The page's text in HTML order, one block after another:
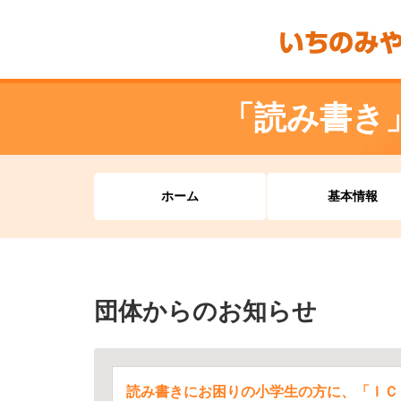
「読み書
ホーム 基本情報
団体からのお知らせ
読み書きにお困りの小学生の方に、「Ｉ